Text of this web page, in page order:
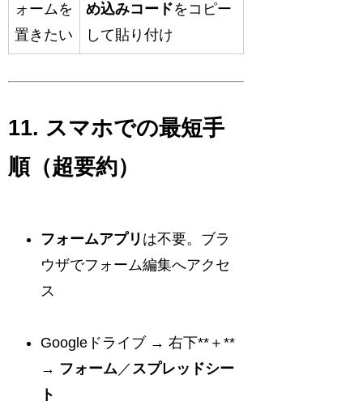
ォームを
置きたい
め込みコードをコピー
して貼り付け
11. スマホでの最短手
順（超要約）
フォームアプリ は不要。ブラ
ウザでフォーム編集へアクセ
ス
Googleドライブ → 右下**＋**
→ フォーム ／ スプレッドシー
ト